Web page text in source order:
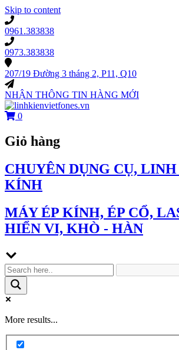
Skip to content
0961.383838
0973.383838
207/19 Đường 3 tháng 2, P11, Q10
NHẬN THÔNG TIN HÀNG MỚI
0
Giỏ hàng
CHUYÊN DỤNG CỤ,
KÍNH
MÁY ÉP KÍNH, ÉP CỔ,
HIỂN VI, KHÒ - HÀN
More results...